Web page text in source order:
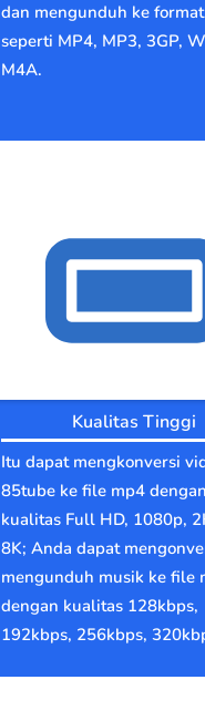
dan mengunduh ke
seperti MP4, MP3, 3GP,
M4A.
Kualitas Tinggi
Itu dapat mengkonversi
85tube ke file mp4 dengan
kualitas Full HD, 1080p,
8K; Anda dapat
mengunduh musik ke file
dengan kualitas 128kbps,
192kbps, 256kbps,